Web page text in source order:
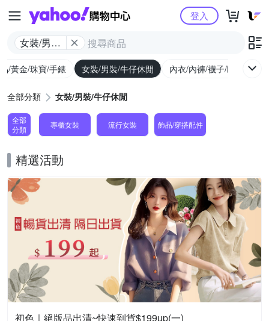
Yahoo購物中心
女裝/男裝/
登入
/黃金/珠寶/手錶 女裝/男裝/牛仔休閒 內衣/內褲/襪子/睡衣
全部分類 女裝/男裝/牛仔休閒
全部
分類
專櫃女裝 流行女裝 飾品​/​穿搭​配件
精選活動
初色｜絕版品出清~快速到貨$199up(一)